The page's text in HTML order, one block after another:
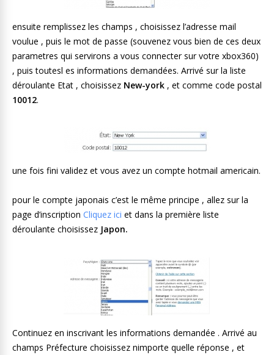
ensuite remplissez les champs , choisissez l’adresse mail
voulue , puis le mot de passe (souvenez vous bien de ces deux
parametres qui servirons a vous connecter sur votre xbox360)
, puis toutesl es informations demandées. Arrivé sur la liste
déroulante Etat , choisissez New-york , et comme code postal
10012.
une fois fini validez et vous avez un compte hotmail americain.
pour le compte japonais c’est le même principe , allez sur la
page d’inscription Cliquez ici et dans la première liste
déroulante choisissez Japon.
Continuez en inscrivant les informations demandée . Arrivé au
champs Préfecture choisissez nimporte quelle réponse , et